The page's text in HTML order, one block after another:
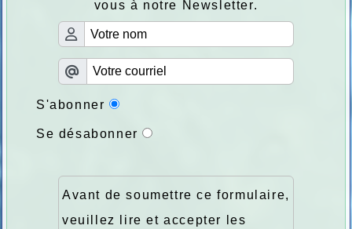
vous à notre Newsletter.
S'abonner
Se désabonner
Avant de soumettre ce formulaire,
veuillez lire et accepter les